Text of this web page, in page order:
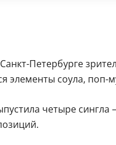
Петербурге
элементы соула, поп-
четыре